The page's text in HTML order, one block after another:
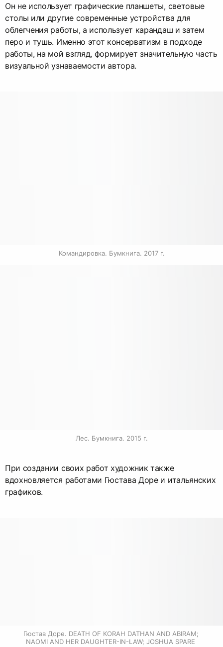
Он не использует графические планшеты, световые
столы или другие современные устройства для
облегчения работы, а использует карандаш и затем
перо и тушь. Именно этот консерватизм в подходе
работы, на мой взгляд, формирует значительную часть
визуальной узнаваемости автора.
Командировка. Бумкнига. 2017 г.
Лес. Бумкнига. 2015 г.
При создании своих работ художник также
вдохновляется работами Гюстава Доре и итальянских
графиков.
Гюстав Доре. DEATH OF KORAH DATHAN AND ABIRAM;
NAOMI AND HER DAUGHTER-IN-LAW; JOSHUA SPARE